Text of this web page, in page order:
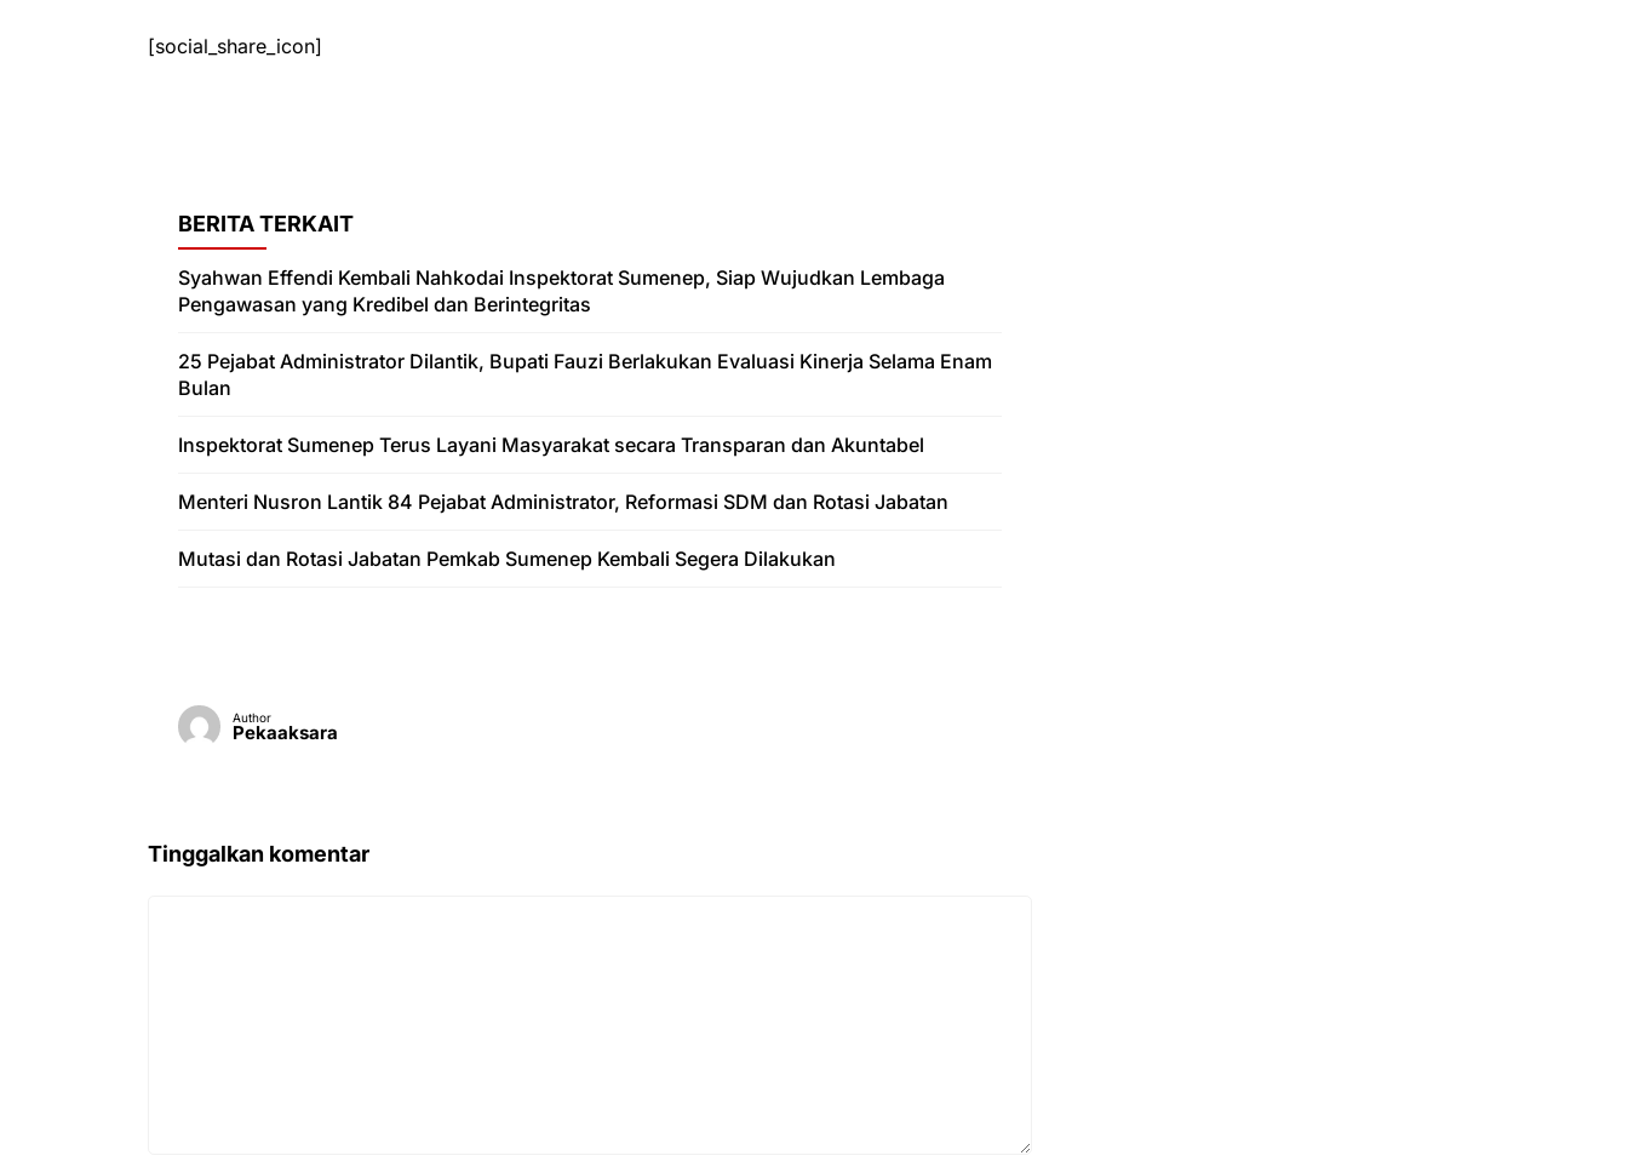
[social_share_icon]
BERITA TERKAIT
Syahwan Effendi Kembali Nahkodai Inspektorat Sumenep, Siap Wujudkan Lembaga
Pengawasan yang Kredibel dan Berintegritas
25 Pejabat Administrator Dilantik, Bupati Fauzi Berlakukan Evaluasi Kinerja Selama Enam
Bulan
Inspektorat Sumenep Terus Layani Masyarakat secara Transparan dan Akuntabel
Menteri Nusron Lantik 84 Pejabat Administrator, Reformasi SDM dan Rotasi Jabatan
Mutasi dan Rotasi Jabatan Pemkab Sumenep Kembali Segera Dilakukan
Author
Pekaaksara
Tinggalkan komentar